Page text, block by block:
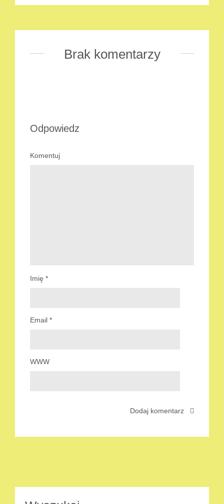
Brak komentarzy
Odpowiedz
Komentuj
Imię *
Email *
WWW